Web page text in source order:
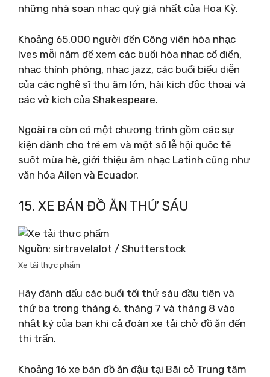
những nhà soạn nhạc quý giá nhất của Hoa Kỳ.
Khoảng 65.000 người đến Công viên hòa nhạc
Ives mỗi năm để xem các buổi hòa nhạc cổ điển,
nhạc thính phòng, nhạc jazz, các buổi biểu diễn
của các nghệ sĩ thu âm lớn, hài kịch độc thoại và
các vở kịch của Shakespeare.
Ngoài ra còn có một chương trình gồm các sự
kiện dành cho trẻ em và một số lễ hội quốc tế
suốt mùa hè, giới thiệu âm nhạc Latinh cũng như
văn hóa Ailen và Ecuador.
15. XE BÁN ĐỒ ĂN THỨ SÁU
Nguồn: sirtravelalot / Shutterstock
Xe tải thực phẩm
Hãy đánh dấu các buổi tối thứ sáu đầu tiên và
thứ ba trong tháng 6, tháng 7 và tháng 8 vào
nhật ký của bạn khi cả đoàn xe tải chở đồ ăn đến
thị trấn.
Khoảng 16 xe bán đồ ăn đậu tại Bãi cỏ Trung tâm